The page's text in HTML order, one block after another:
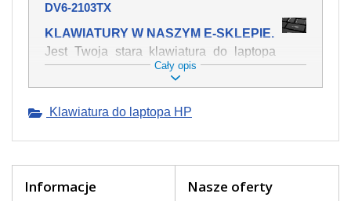
DV6-2103TX
KLAWIATURY W NASZYM E-SKLEPIE.
Jest Twoja stara klawiatura do laptopa
HP Pavilion dv6-2103tx mechanicznie
uszkodzona, polałeś ją płynem, który
swojej pozycji? Kup nową klawiaturę,
Oferujemy oryginalne klawiatury w
stronie internetowej ją znajdziesz za
Cały opis
Klawiatura do laptopa HP
Informacje Nasze oferty